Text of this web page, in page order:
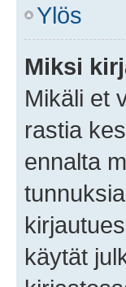
Ylös
Miksi
Mikäli et
rastia
ennalta
käytät